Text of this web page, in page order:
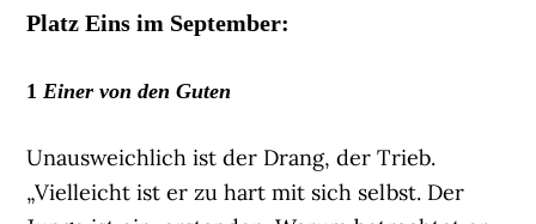
Platz Eins im September:
1Einer von den Guten
Unausweichlich ist der Drang, der Trieb.
„Vielleicht ist er zu hart mit sich selbst. Der